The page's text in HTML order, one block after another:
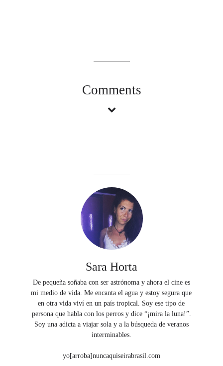
Comments
Sara Horta
De pequeña soñaba con ser astrónoma y ahora el cine es
mi medio de vida. Me encanta el agua y estoy segura que
en otra vida viví en un país tropical. Soy ese tipo de
persona que habla con los perros y dice “¡mira la luna!”.
Soy una adicta a viajar sola y a la búsqueda de veranos
interminables.
yo[arroba]nuncaquiseirabrasil.com